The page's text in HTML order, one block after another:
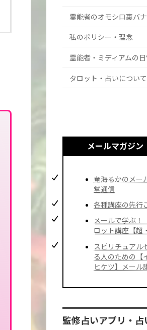
霊能者のオモシロ裏バナ
私のポリシー・理念
霊能者・ミディアムの
タロット・占いについ
メールマガジン
奄海るかのメー
堂通信
各種講座の先行
メールで学ぶ
ロット講座【超
スピリチュアル
る人のための【
ヒケツ】メール
監修占いアプリ・占